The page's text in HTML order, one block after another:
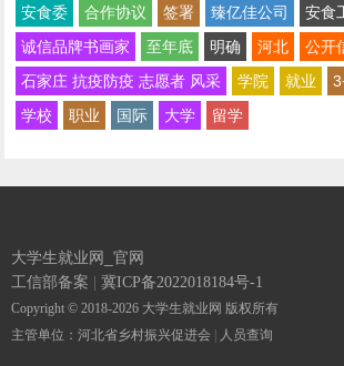
安食委
合作协议 签署 臻亿佳公司
安食
诚信品牌书画家
至年底 明确 河北 公开
石家庄 抗疫防疫 志愿者 风采
学院 就业
学校
职业 国际 大学 留学
大学生就业网_官网
工信部备案 冀ICP备2022018184号-1
Copyright © 2018-2026 大学生就业网 版权所有
主管单位：河北省乡村振兴促进会
人员查询